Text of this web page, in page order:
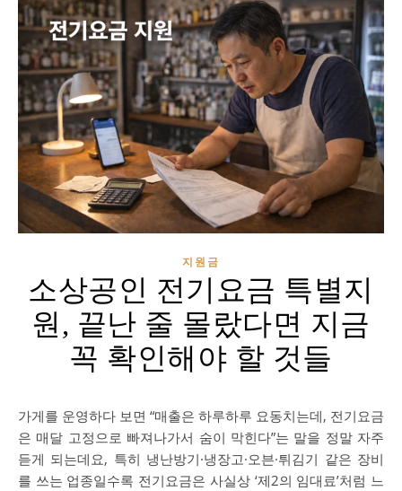
지원금
소상공인 전기요금 특별지
원, 끝난 줄 몰랐다면 지금
꼭 확인해야 할 것들
가게를 운영하다 보면 “매출은 하루하루 요동치는데, 전기요금
은 매달 고정으로 빠져나가서 숨이 막힌다”는 말을 정말 자주
듣게 되는데요, 특히 냉난방기·냉장고·오븐·튀김기 같은 장비
를 쓰는 업종일수록 전기요금은 사실상 ‘제2의 임대료’처럼 느